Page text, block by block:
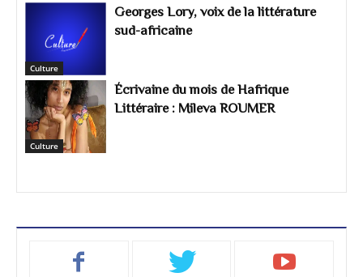
Culture
Georges Lory, voix de la littérature
sud-africaine
Culture
Écrivaine du mois de Hafrique
Littéraire : Mileva ROUMER